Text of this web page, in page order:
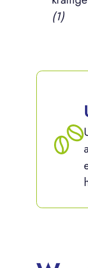
(1)